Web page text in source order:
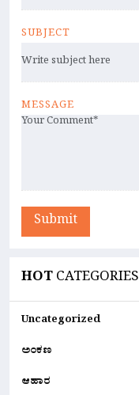
SUBJECT
MESSAGE
Submit
HOTCATEGORIES
Uncategorized
ಅಂಕಣ
ಆಹಾರ